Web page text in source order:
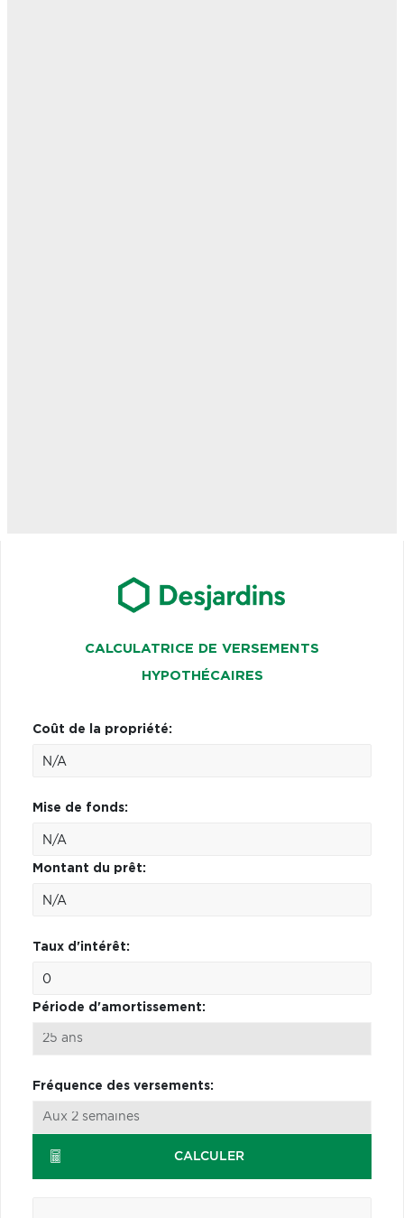
CALCULATRICE DE VERSEMENTS
HYPOTHÉCAIRES
Coût de la propriété:
Mise de fonds:
Montant du prêt:
Taux d'intérêt:
Période d'amortissement:
Fréquence des versements:
CALCULER